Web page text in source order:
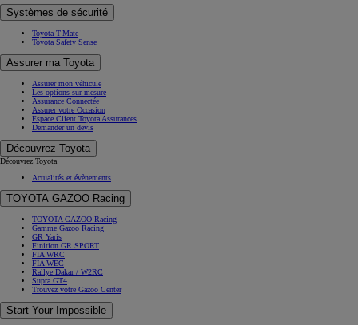
Systèmes de sécurité
Toyota T-Mate
Toyota Safety Sense
Assurer ma Toyota
Assurer mon véhicule
Les options sur-mesure
Assurance Connectée
Assurer votre Occasion
Espace Client Toyota Assurances
Demander un devis
Découvrez Toyota
Découvrez Toyota
Actualités et évènements
TOYOTA GAZOO Racing
TOYOTA GAZOO Racing
Gamme Gazoo Racing
GR Yaris
Finition GR SPORT
FIA WRC
FIA WEC
Rallye Dakar / W2RC
Supra GT4
Trouvez votre Gazoo Center
Start Your Impossible